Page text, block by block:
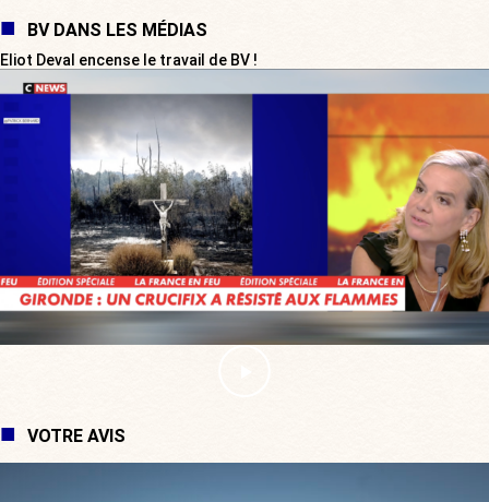
BV DANS LES MÉDIAS
Eliot Deval encense le travail de BV !
VOTRE AVIS